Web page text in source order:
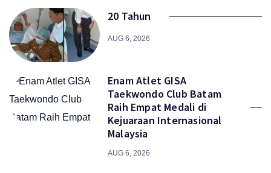
20 Tahun
AUG 6, 2026
Enam Atlet GISA
Taekwondo Club Batam
Raih Empat Medali di
Kejuaraan Internasional
Malaysia
AUG 6, 2026